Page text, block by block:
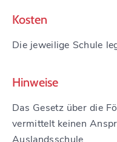
Kosten
Die jeweilige Schule
Hinweise
Das Gesetz über die
vermittelt keinen